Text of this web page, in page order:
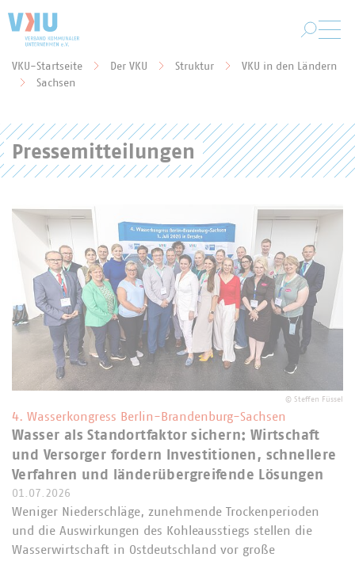
Sie befinden sich hier:
VKU-Startseite Der VKU Struktur
VKU in den Ländern
Sachsen
Pressemitteilungen
© Steffen Füssel
4. Wasserkongress Berlin-Brandenburg-Sachsen
Wasser als Standortfaktor sichern: Wirtschaft
und Versorger fordern Investitionen, schnellere
Verfahren und länderübergreifende Lösungen
01.07.2026
Weniger Niederschläge, zunehmende Trockenperioden
und die Auswirkungen des Kohleausstiegs stellen die
Wasserwirtschaft in Ostdeutschland vor große